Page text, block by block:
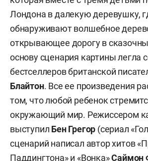
Лондона в далекую деревушку,
обнаруживают волшебное
открывающее дорогу в
основу сценария картины легла
бестселлеров британской
Блайтон. Все ее произведения
том, что любой ребенок
окружающий мир. Режиссером
выступил Бен Грегор (сериал
сценарий написал автор хитов
Паддингтона» и «Вонка»Саймон